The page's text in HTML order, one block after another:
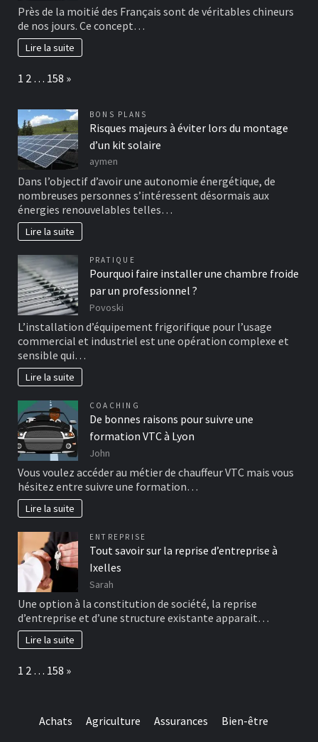
Près de la moitié des Français sont de véritables chineurs
de nos jours. Ce concept…
Lire la suite
Page:
1 2 … 158 Next
»
BONS PLANS
Risques majeurs à éviter lors du montage
d’un kit solaire
aymen
Dans l’objectif d’avoir une autonomie énergétique, de
nombreuses personnes s’intéressent désormais aux
énergies renouvelables telles…
Lire la suite
PRATIQUE
Pourquoi faire installer une chambre froide
par un professionnel ?
Povoski
L’installation d’équipement frigorifique pour l’usage
commercial et industriel est une opération complexe et
sensible qui…
Lire la suite
COACHING
De bonnes raisons pour suivre une
formation VTC à Lyon
John
Vous voulez accéder au métier de chauffeur VTC mais vous
hésitez entre suivre une formation…
Lire la suite
ENTREPRISE
Tout savoir sur la reprise d’entreprise à
Ixelles
Sarah
Une option à la constitution de société, la reprise
d’entreprise et d’une structure existante apparait…
Lire la suite
Page:
1 2 … 158 Next
»
Achats Agriculture Assurances Bien-être